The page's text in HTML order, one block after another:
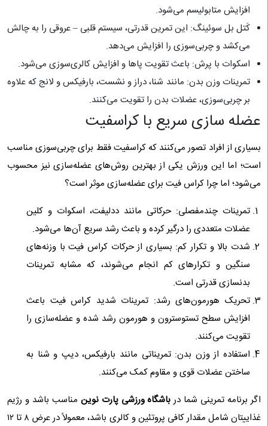
افزایش متابولیسم می‌شود.
کَتل بل سوئینگ: این تمرین قدرتی، سیستم قلبی – عروقی را به چالش
می‌کشد و چربی‌سوزی را افزایش می‌دهد.
اسکوات با پرش: باعث تقویت پاها و افزایش کالری‌سوزی می‌شود.
تمرینات وزن بدن: مانند شنا، دراز و نشست، بارفیکس و لانج که علاوه
بر چربی‌سوزی، عضلات بدن را تقویت می‌کنند.
عضله سازی سریع با کراسفیت
بسیاری از افراد تصور می‌کنند که کراسفیت فقط برای چربی‌سوزی مناسب
است؛ اما این ورزش یکی از بهترین روش‌های عضله‌سازی نیز محسوب
می‌شود؛ اما چرا کراس فیت برای عضله‌سازی موثر است؟
تمرینات چندمفصلی: حرکاتی مانند ددلیفت، اسکوات و کلین
عضلات متعددی را درگیر کرده و باعث رشد سریع آن‌ها می‌شود.
شدت بالا و تکرار کم: بسیاری از حرکات کراس فیت با وزنه‌های
سنگین و تکرارهای کم انجام می‌شوند، که مشابه تمرینات
بدنسازی قدرتی است.
تحریک هورمون‌های رشد: تمرینات شدید کراس فیت باعث
افزایش سطح تستوسترون و هورمون رشد شده و عضله‌سازی را
تقویت می‌کنند.
استفاده از وزن بدن: تمریناتی مانند بارفیکس، دیپ و شنا به
ساختن عضلات قوی و مقاوم کمک می‌کنند.
اگر برنامه تمرینی شما در باشگاه ورزشی پارت نوین مناسب باشد و رژیم
غذاییتان شامل مقدار کافی پروتئین و کالری باشد، معمولاً در عرض ۸ تا ۱۲